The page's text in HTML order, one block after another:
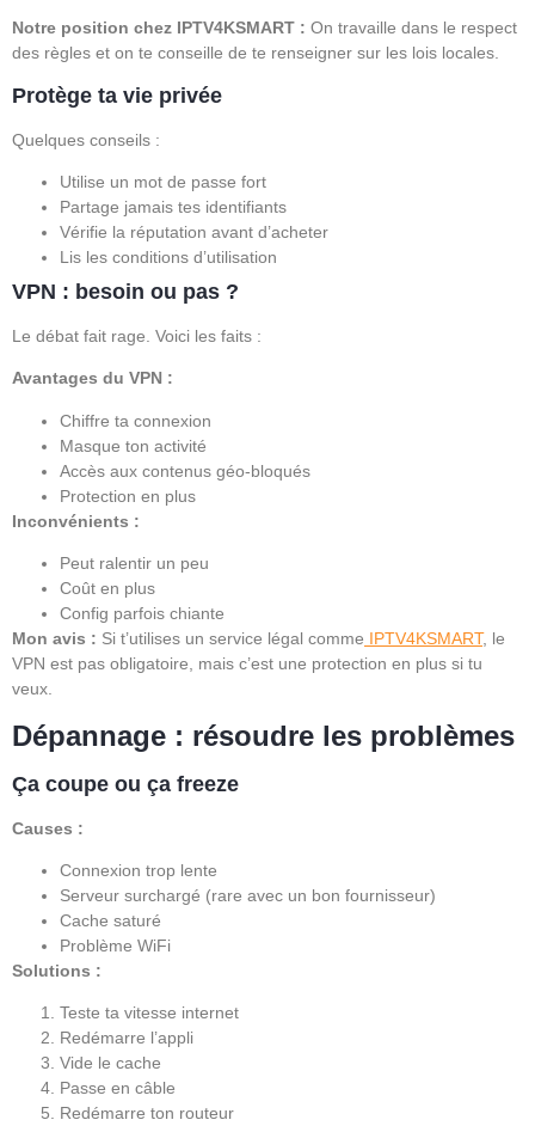
Notre position chez IPTV4KSMART : On travaille dans le respect
des règles et on te conseille de te renseigner sur les lois locales.
Protège ta vie privée
Quelques conseils :
Utilise un mot de passe fort
Partage jamais tes identifiants
Vérifie la réputation avant d’acheter
Lis les conditions d’utilisation
VPN : besoin ou pas ?
Le débat fait rage. Voici les faits :
Avantages du VPN :
Chiffre ta connexion
Masque ton activité
Accès aux contenus géo-bloqués
Protection en plus
Inconvénients :
Peut ralentir un peu
Coût en plus
Config parfois chiante
Mon avis : Si t’utilises un service légal comme IPTV4KSMART, le
VPN est pas obligatoire, mais c’est une protection en plus si tu
veux.
Dépannage : résoudre les problèmes
Ça coupe ou ça freeze
Causes :
Connexion trop lente
Serveur surchargé (rare avec un bon fournisseur)
Cache saturé
Problème WiFi
Solutions :
Teste ta vitesse internet
Redémarre l’appli
Vide le cache
Passe en câble
Redémarre ton routeur